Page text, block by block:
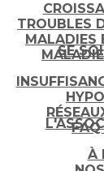
TROUBLES
MALADIES
SE
FAQ
À